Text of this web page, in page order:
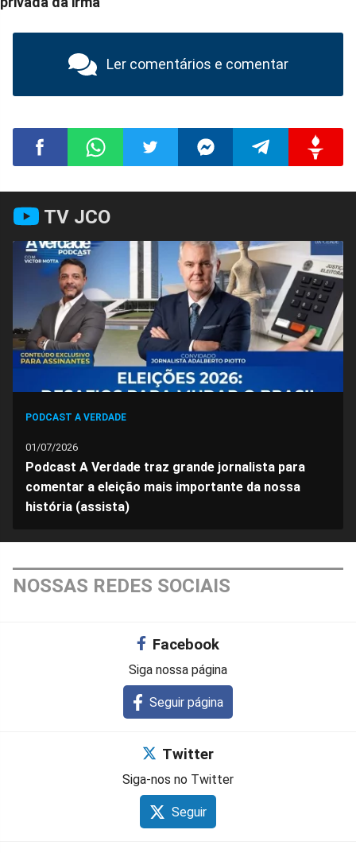
Ler comentários e comentar
Compartilhar
no
Facebook
no
Whatsapp
no
Twitter
no
Messenger
no
Telegram
no
Gettr
TV JCO
PODCAST A VERDADE
01/07/2026
Podcast A Verdade traz grande jornalista para
comentar a eleição mais importante da nossa
história (assista)
NOSSAS REDES SOCIAIS
Facebook
Siga nossa página
Seguir página
Twitter
Siga-nos no Twitter
Seguir